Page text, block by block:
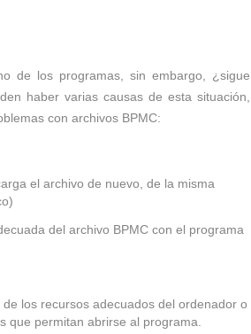
de los programas, sin embargo, ¿sigue
haber varias causas de esta situación,
con archivos BPMC:
el archivo de nuevo, de la misma
del archivo BPMC con el programa
los recursos adecuados del ordenador o
que permitan abrirse al programa.